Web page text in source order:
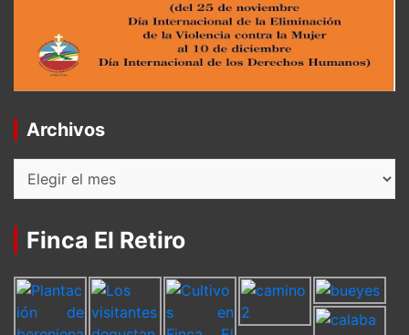
Archivos
Archivos
Finca El Retiro